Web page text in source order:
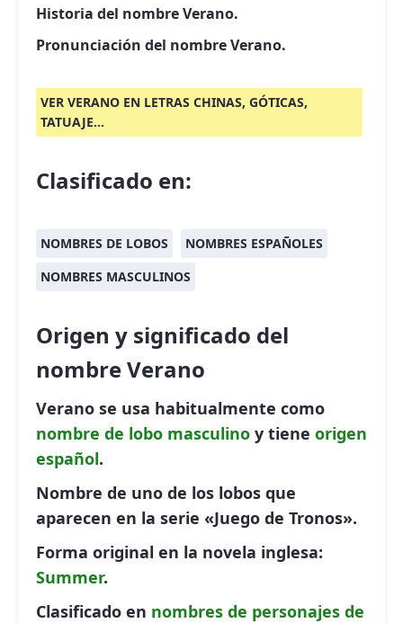
Historia del nombre Verano.
Pronunciación del nombre Verano.
VER VERANO EN LETRAS CHINAS, GÓTICAS,
TATUAJE...
Clasificado en:
NOMBRES DE LOBOS
NOMBRES ESPAÑOLES
NOMBRES MASCULINOS
Origen y significado del
nombre Verano
Verano se usa habitualmente como
nombre de lobo masculino y tiene origen
español.
Nombre de uno de los lobos que
aparecen en la serie «Juego de Tronos».
Forma original en la novela inglesa:
Summer.
Clasificado en nombres de personajes de